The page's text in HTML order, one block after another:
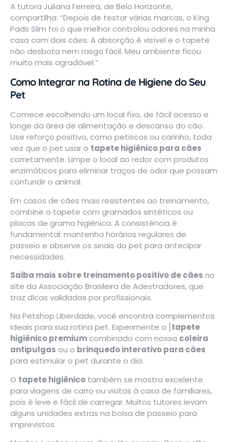
A tutora Juliana Ferreira, de Belo Horizonte,
compartilha: “Depois de testar várias marcas, o King
Pads Slim foi o que melhor controlou odores na minha
casa com dois cães. A absorção é visível e o tapete
não desbota nem rasga fácil. Meu ambiente ficou
muito mais agradável.”
Como Integrar na Rotina de Higiene do Seu
Pet
Comece escolhendo um local fixo, de fácil acesso e
longe da área de alimentação e descanso do cão.
Use reforço positivo, como petiscos ou carinho, toda
vez que o pet usar o tapete higiênico para cães
corretamente. Limpe o local ao redor com produtos
enzimáticos para eliminar traços de odor que possam
confundir o animal.
Em casos de cães mais resistentes ao treinamento,
combine o tapete com gramados sintéticos ou
placas de grama higiênica. A consistência é
fundamental: mantenha horários regulares de
passeio e observe os sinais do pet para antecipar
necessidades.
Saiba mais sobre treinamento positivo de cães no
site da Associação Brasileira de Adestradores, que
traz dicas validadas por profissionais.
Na Petshop Liberdade, você encontra complementos
ideais para sua rotina pet. Experimente o [tapete
higiênico premiumcombinado com nossa coleira
antipulgas ou o brinquedo interativo para cães
para estimular o pet durante o dia.
O tapete higiênico também se mostra excelente
para viagens de carro ou visitas à casa de familiares,
pois é leve e fácil de carregar. Muitos tutores levam
alguns unidades extras na bolsa de passeio para
imprevistos.